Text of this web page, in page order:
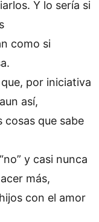
Y lo sería si
como si
por iniciativa
así,
cosas que sabe
y casi nunca
más,
con el amor